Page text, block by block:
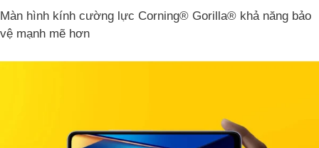
Màn hình kính cường lực Corning® Gorilla® khả năng bảo
vệ mạnh mẽ hơn